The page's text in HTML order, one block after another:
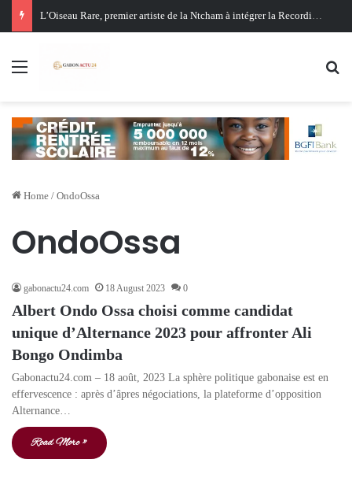
L’Oiseau Rare, premier artiste de la Ntcham à intégrer la Recording Academy
Menu
Home / OndoOssa
OndoOssa
gabonactu24.com 18 August 2023 0
Albert Ondo Ossa choisi comme candidat
unique d’Alternance 2023 pour affronter Ali
Bongo Ondimba
Gabonactu24.com – 18 août, 2023 La sphère politique gabonaise est en
effervescence : après d’âpres négociations, la plateforme d’opposition
Alternance…
Read More »